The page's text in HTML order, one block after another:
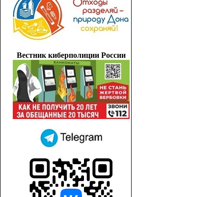
Вестник киберполиции России